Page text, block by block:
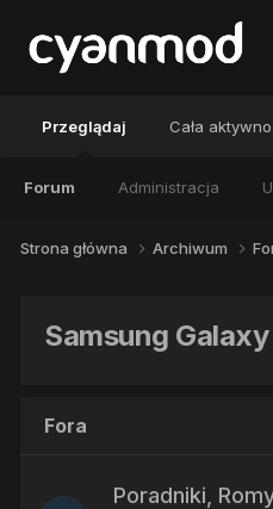
Przeglądaj
Forum Administracja
Cała
Strona główna Archiwum
Samsung
Fora
Poradniki,